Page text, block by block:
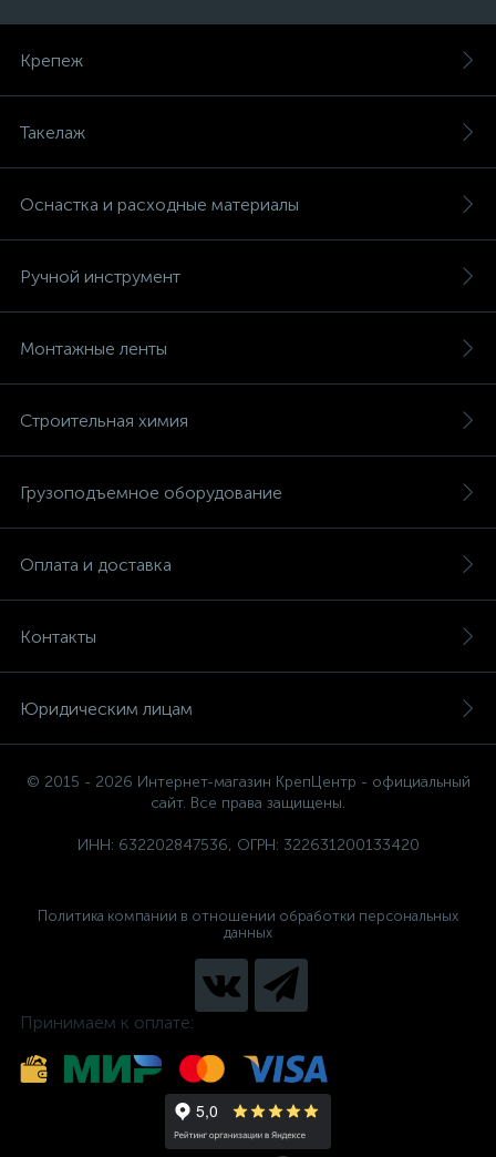
Крепеж
Такелаж
Оснастка и расходные материалы
Ручной инструмент
Монтажные ленты
Строительная химия
Грузоподъемное оборудование
Оплата и доставка
Контакты
Юридическим лицам
© 2015 - 2026 Интернет-магазин КрепЦентр - официальный
сайт. Все права защищены.
ИНН: 632202847536, ОГРН: 322631200133420
Политика компании в отношении обработки персональных
данных
Принимаем к оплате: